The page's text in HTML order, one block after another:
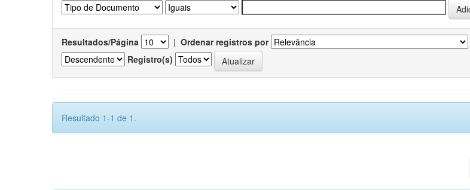
Resultados/Página | Ordenar registros por
Registro(s)
Resultado 1-1 de 1.